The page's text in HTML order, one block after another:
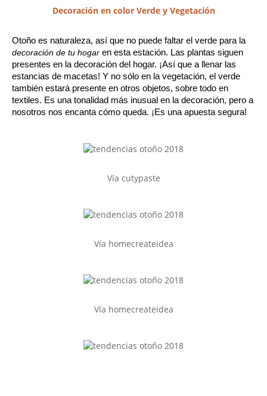
Decoración en color Verde y Vegetación
Otoño es naturaleza, así que no puede faltar el verde para la
decoración de tu hogar en esta estación. Las plantas siguen
presentes en la decoración del hogar. ¡Así que a llenar las
estancias de macetas! Y no sólo en la vegetación, el verde
también estará presente en otros objetos, sobre todo en
textiles. Es una tonalidad más inusual en la decoración, pero a
nosotros nos encanta cómo queda. ¡Es una apuesta segura!
Vía cutypaste
Vía homecreateidea
Vía homecreateidea